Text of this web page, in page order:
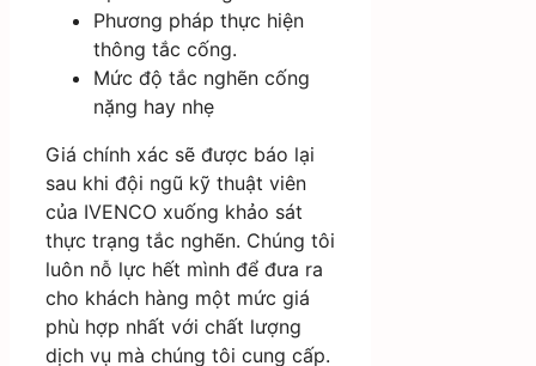
Phương pháp thực hiện
thông tắc cống.
Mức độ tắc nghẽn cống
nặng hay nhẹ
Giá chính xác sẽ được báo lại
sau khi đội ngũ kỹ thuật viên
của IVENCO xuống khảo sát
thực trạng tắc nghẽn. Chúng tôi
luôn nỗ lực hết mình để đưa ra
cho khách hàng một mức giá
phù hợp nhất với chất lượng
dịch vụ mà chúng tôi cung cấp.